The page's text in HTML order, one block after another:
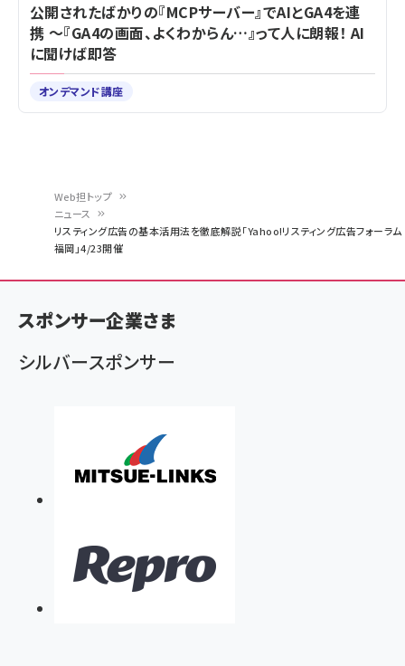
く
ず
Web担トップ
ニュース
リスティング広告の基本活用法を徹底解説「Yahoo!リスティング広告フォーラム
福岡」4/23開催
公開されたばかりの『MCPサーバー』でAIとGA4を連
携 ～『GA4の画面、よくわからん…』って人に朗報！ AI
に聞けば即答
オンデマンド講座
スポンサー企業さま
シルバースポンサー